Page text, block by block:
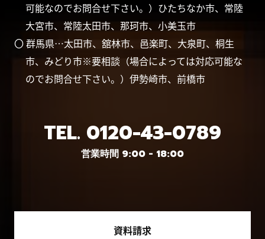
可能なのでお問合せ下さい。）ひたちなか市、常陸
大宮市、常陸太田市、那珂市、小美玉市
〇 群馬県…太田市、舘林市、邑楽町、大泉町、桐生
市、みどり市※要相談（場合によっては対応可能な
のでお問合せ下さい。）伊勢崎市、前橋市
TEL. 0120-43-0789
営業時間 9:00 - 18:00
資料請求